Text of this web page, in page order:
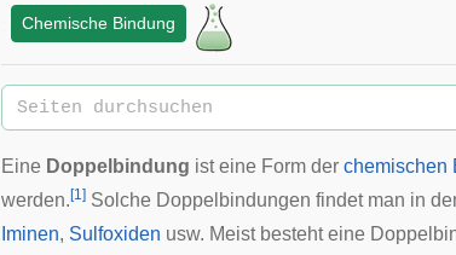
Chemische Bindung
Eine Doppelbindung ist eine Form der chemischen
werden. [1] Solche Doppelbindungen findet man in
Iminen, Sulfoxiden usw. Meist besteht eine